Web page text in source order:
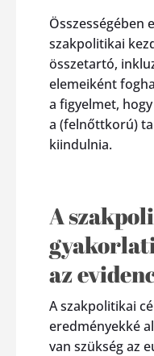
Összességében
szakpolitikai
összetartó,
elemeiként
a figyelmet,
a (felnőttkorú)
kiindulnia.
A
az
A szakpolitikai
eredményekké
van szükség az